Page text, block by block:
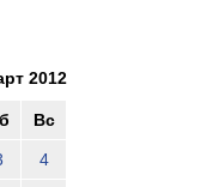
2012
Вс
4